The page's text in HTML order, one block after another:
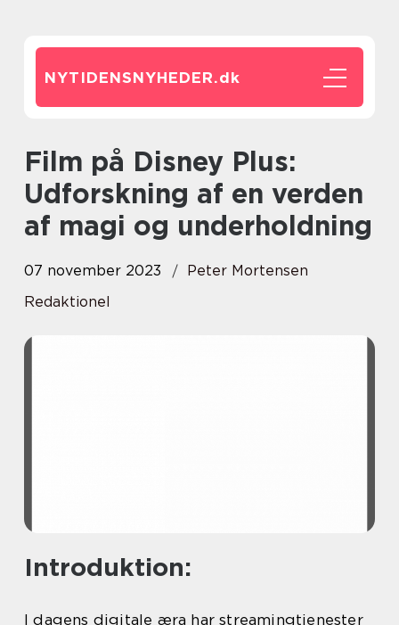
NYTIDENSNYHEDER.dk
Film på Disney Plus:
Udforskning af en verden
af magi og underholdning
07 november 2023
Peter Mortensen
Redaktionel
Introduktion:
I dagens digitale æra har streamingtjenester